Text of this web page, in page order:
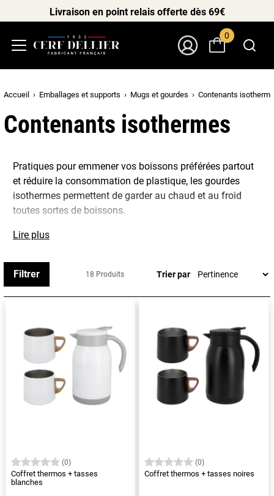
Livraison en point relais offerte dès 69€
0
Accueil Emballages et supports Mugs et gourdes Contenants
Contenants isothermes
Pratiques pour emmener vos boissons préférées partout
et réduire la consommation de plastique, les gourdes
isothermes permettent de garder au chaud et au froid
toutes sortes de boissons.
Au sport, au travail ou lors de vos promenades, elles vous
Découvrez notamment notre sélection de gourdes
isothermes Harry Potter !
Lire plus
18 Produits
Filtrer Trier par
(0)
Coffret thermos + tasses
blanches
(0)
Coffret thermos + tasses noires